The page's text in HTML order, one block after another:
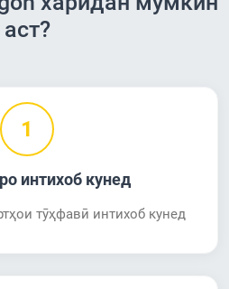
аст?
1
интихоб кунед
тӯҳфавӣ интихоб кунед